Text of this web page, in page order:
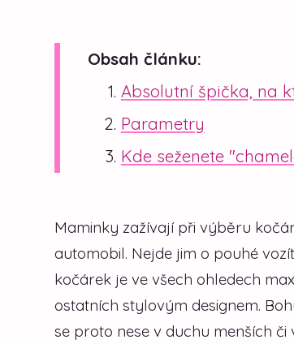
Obsah článku:
Absolutní špička, na
Parametry
Kde seženete
Maminky zažívají při výběru
automobil. Nejde jim o pouhé
kočárek je ve všech ohledech
ostatních stylovým designem.
se proto nese v duchu menších